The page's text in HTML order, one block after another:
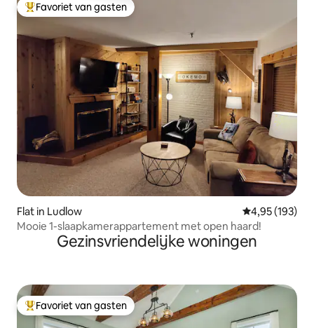
Topfavoriet van gasten
Favoriet van gasten
Flat in Ludlow Gemiddelde
4,95 (193)
Mooie 1-slaapkamerappartement met open haard!
Gezinsvriendelijke woningen
Topfavoriet van gasten
Favoriet van gasten